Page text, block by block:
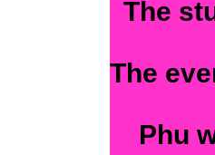
The
The
Phu